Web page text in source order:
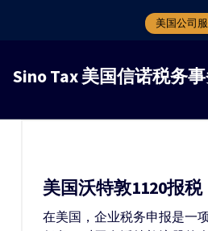
美国公司
Sino Tax 美国信诺税务
美国沃特敦1120报税
在美国，企业税务申报是一